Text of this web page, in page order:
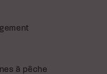
à pêche